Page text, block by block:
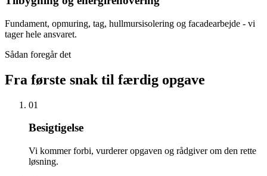
Fundament, opmuring, tag, hullmursisolering og facadearbejde - vi
tager hele ansvaret.
Sådan foregår det
Fra første snak til færdig opgave
01
Besigtigelse
Vi kommer forbi, vurderer opgaven og rådgiver om den rette
løsning.